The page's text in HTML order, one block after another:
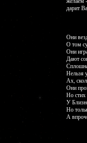
дарит
Они
О том
Они
Дают
Нельзя
Ах,
Они
Но стих
У
Но
А